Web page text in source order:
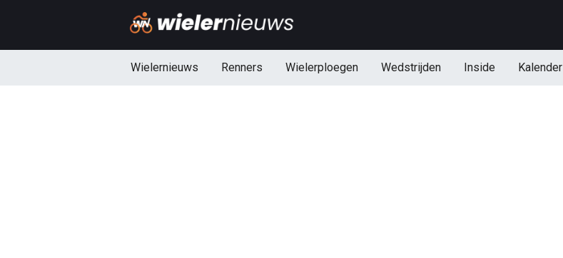
Wielernieuws Renners Wielerploegen Wedstrijden Inside Kalender